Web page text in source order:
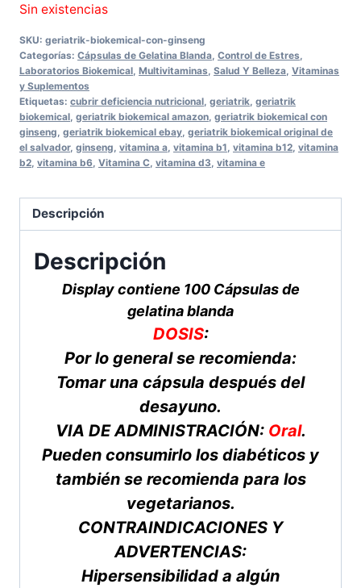
Sin existencias
SKU: geriatrik-biokemical-con-ginseng
Categorías: Cápsulas de Gelatina Blanda Control de Estres
Laboratorios Biokemical Multivitaminas Salud Y Belleza Vitaminas
y Suplementos
Etiquetas: cubrir deficiencia nutricional geriatrik geriatrik
biokemical geriatrik biokemical amazon geriatrik biokemical con
ginseng geriatrik biokemical ebay geriatrik biokemical original de
el salvador, ginseng vitamina a vitamina b1 vitamina b12 vitamina
b2 vitamina b6 Vitamina C vitamina d3 vitamina e
Descripción
Descripción
Display contiene 100 Cápsulas de
gelatina blanda
DOSIS:
Por lo general se recomienda:
Tomar una cápsula después del
desayuno.
VIA DE ADMINISTRACIÓN: Oral.
Pueden consumirlo los diabéticos y
también se recomienda para los
vegetarianos.
CONTRAINDICACIONES Y
ADVERTENCIAS:
Hipersensibilidad a algún